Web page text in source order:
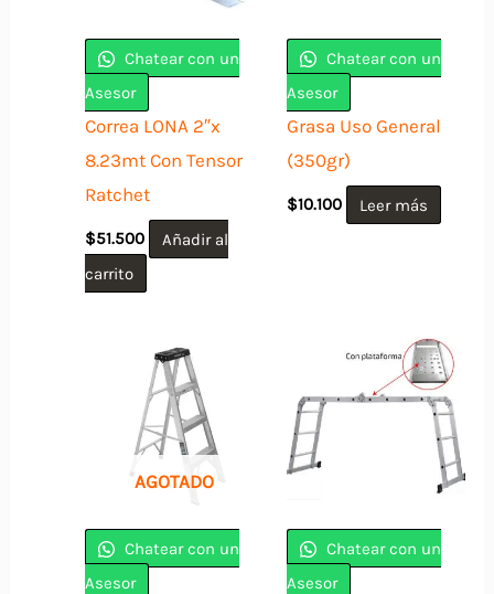
Chatear con un
Asesor
Correa LONA 2″x
8.23mt Con Tensor
Ratchet
$51.500
Añadir al
carrito
Chatear con un
Asesor
Grasa Uso General
(350gr)
$10.100 Leer más
AGOTADO
Chatear con un
Asesor
Chatear con un
Asesor